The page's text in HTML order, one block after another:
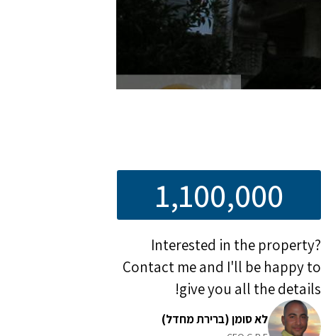
1,100,000
Interested in the property?
Contact me and I'll be happy to
give you all the details!
לא סומן (ברירת מחדל)